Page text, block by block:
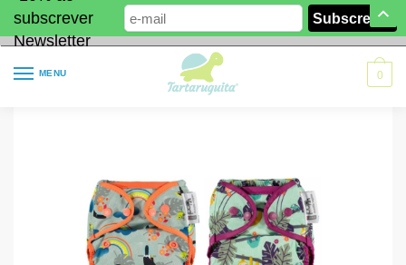
subscrever
Newsletter
MENU 0